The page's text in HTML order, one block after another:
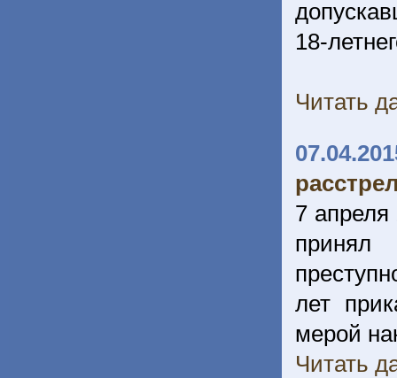
18-
Читать
7
принял
лет
мерой
Читать